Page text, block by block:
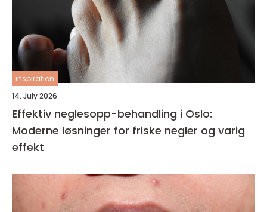
inspiration
14. July 2026
Effektiv neglesopp-behandling i Oslo:
Moderne løsninger for friske negler og varig
effekt